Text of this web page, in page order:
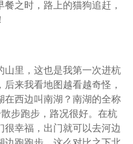
之时，路上的猫狗追赶，
山里，这也是我第一次进杭
来我看地图越看越奇怪，
在西边叫南湖？南湖的全称
步跑步，路况很好。在杭
幸福，出门就可以去河边